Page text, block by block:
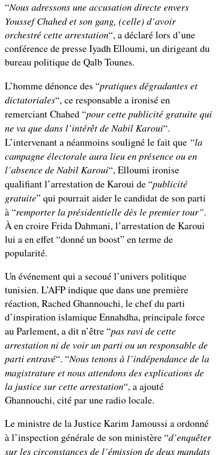
“Nous adressons une accusation directe envers
Youssef Chahed et son gang, (celle) d’avoir
orchestré cette arrestation“, a déclaré lors d’une
conférence de presse Iyadh Elloumi, un dirigeant du
bureau politique de Qalb Tounes.
L’homme dénonce des “pratiques dégradantes et
dictatoriales“, ce responsable a ironisé en
remerciant Chahed “pour cette publicité gratuite qui
ne va que dans l’intérêt de Nabil Karoui“.
L’intervenant a néanmoins souligné le fait que “la
campagne électorale aura lieu en présence ou en
l’absence de Nabil Karoui“, Elloumi ironise
qualifiant l’arrestation de Karoui de “publicité
gratuite” qui pourrait aider le candidat de son parti
à “remporter la présidentielle dès le premier tour”.
À en croire Frida Dahmani, l’arrestation de Karoui
lui a en effet “donné un boost” en terme de
popularité.
Un événement qui a secoué l’univers politique
tunisien. L’AFP indique que dans une première
réaction, Rached Ghannouchi, le chef du parti
d’inspiration islamique Ennahdha, principale force
au Parlement, a dit n’être “pas ravi de cette
arrestation ni de voir un parti ou un responsable de
parti entravé“. “Nous tenons à l’indépendance de la
magistrature et nous attendons des explications de
la justice sur cette arrestation“, a ajouté
Ghannouchi, cité par une radio locale.
Le ministre de la Justice Karim Jamoussi a ordonné
à l’inspection générale de son ministère “d’enquêter
sur les circonstances de l’émission de deux mandats